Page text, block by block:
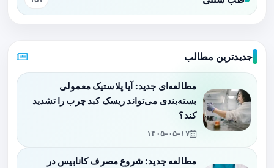
جدیدترین مطالب
مطالعه‌ای جدید: آیا پلاستیک معمولی
بسته‌بندی می‌تواند ریسک کبد چرب را تشدید
کند؟
۱۴۰۵-۰۵-۱۷
مطالعه جدید: شروع مصرف کانابیس در